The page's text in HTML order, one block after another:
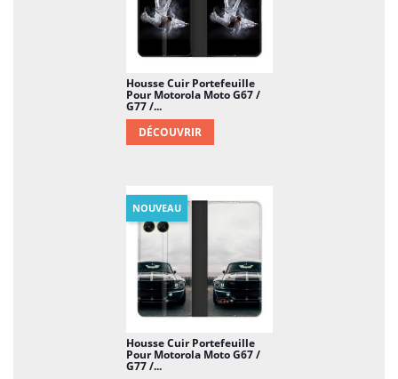
Housse Cuir Portefeuille
Pour Motorola Moto G67 /
G77 /...
DÉCOUVRIR
Housse Cuir Portefeuille
Pour Motorola Moto G67 /
G77 /...
NOUVEAU